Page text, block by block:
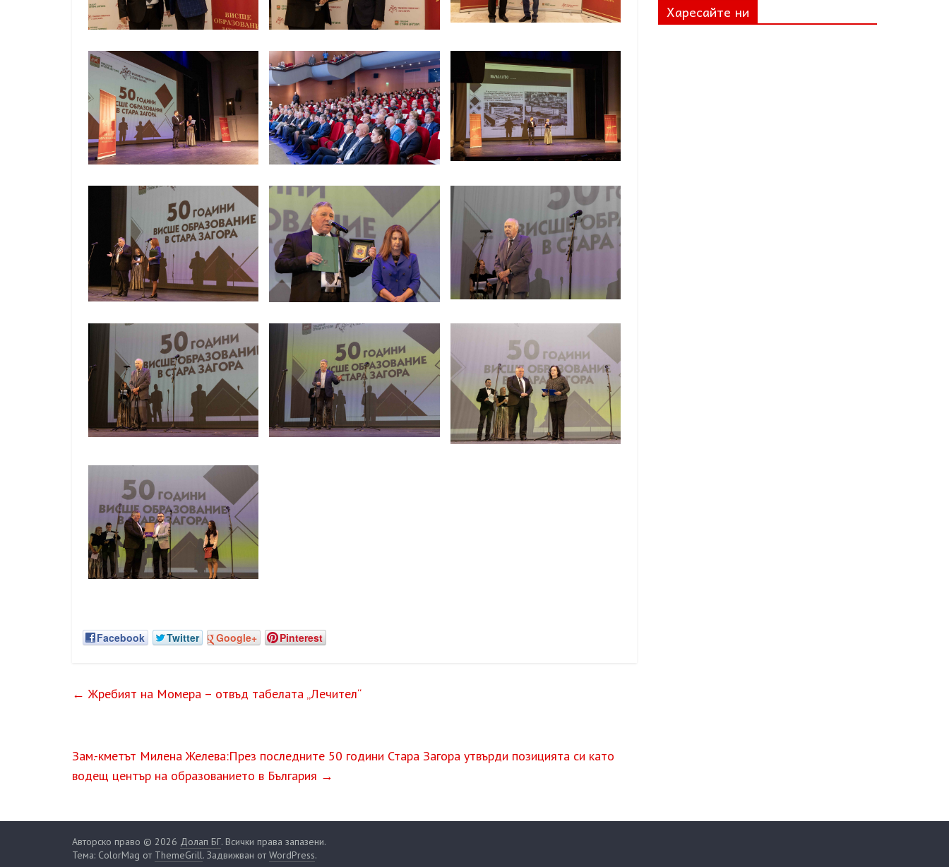
Facebook Twitter Google+ Pinterest
← Жребият на Момера – отвъд табелата „Лечител“
Зам.-кметът Милена Желева:През последните 50 години Стара Загора утвърди позицията си като
водещ център на образованието в България →
Харесайте ни
Авторско право © 2026 Долап БГ. Всички права запазени.
Тема: ColorMag от ThemeGrill. Задвижван от WordPress.